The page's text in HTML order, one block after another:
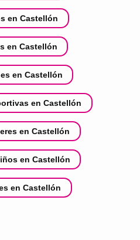
en Castellón
en Castellón
en Castellón
en Castellón
en Castellón
en Castellón
en Castellón